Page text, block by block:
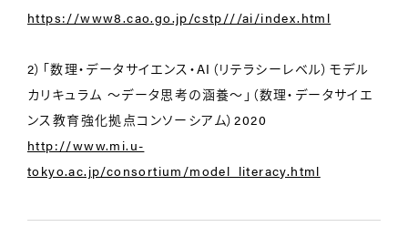
https://www8.cao.go.jp/cstp///ai/index.html
2）「数理・データサイエンス・AI（リテラシーレベル）モデル
カリキュラム ～データ思考の涵養～」（数理・データサイエ
ンス教育強化拠点コンソーシアム）2020
http://www.mi.u-
tokyo.ac.jp/consortium/model_literacy.html